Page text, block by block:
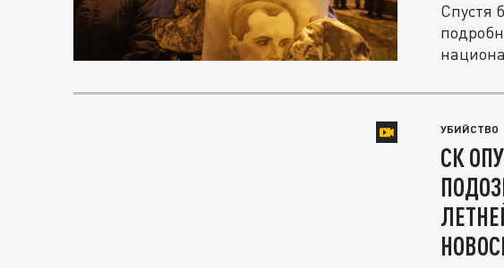
Спустя
УБИЙСТВО
СК